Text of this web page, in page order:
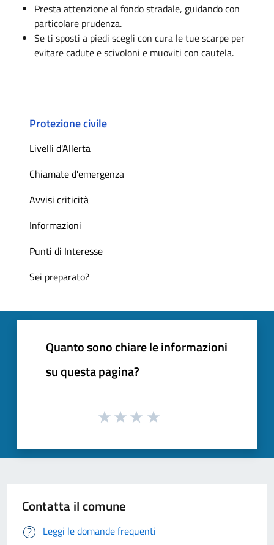
Presta attenzione al fondo stradale, guidando con
particolare prudenza.
Se ti sposti a piedi scegli con cura le tue scarpe per
evitare cadute e scivoloni e muoviti con cautela.
Protezione civile
Livelli d'Allerta
Chiamate d'emergenza
Avvisi criticità
Informazioni
Punti di Interesse
Sei preparato?
Quanto sono chiare le informazioni
su questa pagina?
Contatta il comune
Leggi le domande frequenti